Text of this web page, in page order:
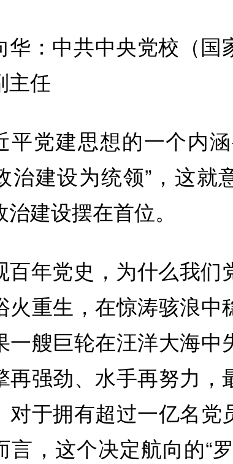
华：中共中央党校（国
主任
平党建思想的一个内
治建设为统领”，这就
建设摆在首位。
百年党史，为什么我们
火重生，在惊涛骇浪中
一艘巨轮在汪洋大海中
再强劲、水手再努力，
对于拥有超过一亿名党
言，这个决定航向的“